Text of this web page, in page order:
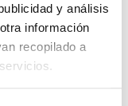
y análisis
información
recopilado a
aparte de los
mente que la
Su Mente mis
Pensamientos